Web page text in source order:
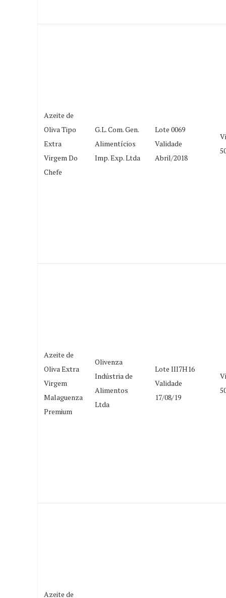
Azeite de
Oliva Tipo
Extra
Virgem Do
Chefe
G.L. Com. Gen.
Alimentícios
Imp. Exp. Ltda
Lote 0069
Validade
Abril/2018
Azeite de
Oliva Extra
Virgem
Malaguenza
Premium
Olivenza
Indústria de
Alimentos
Ltda
Lote III7H16
Validade
17/08/19
Azeite de